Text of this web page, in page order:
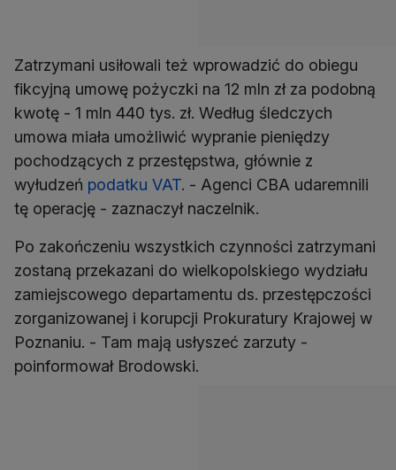
Zatrzymani usiłowali też wprowadzić do obiegu
fikcyjną umowę pożyczki na 12 mln zł za podobną
kwotę - 1 mln 440 tys. zł. Według śledczych
umowa miała umożliwić wypranie pieniędzy
pochodzących z przestępstwa, głównie z
wyłudzeń podatku VAT. - Agenci CBA udaremnili
tę operację - zaznaczył naczelnik.
Po zakończeniu wszystkich czynności zatrzymani
zostaną przekazani do wielkopolskiego wydziału
zamiejscowego departamentu ds. przestępczości
zorganizowanej i korupcji Prokuratury Krajowej w
Poznaniu. - Tam mają usłyszeć zarzuty -
poinformował Brodowski.